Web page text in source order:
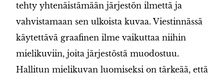
tehty yhtenäistämään järjestön ilmettä ja
vahvistamaan sen ulkoista kuvaa. Viestinnässä
käytettävä graafinen ilme vaikuttaa niihin
mielikuviin, joita järjestöstä muodostuu.
Hallitun mielikuvan luomiseksi on tärkeää, että